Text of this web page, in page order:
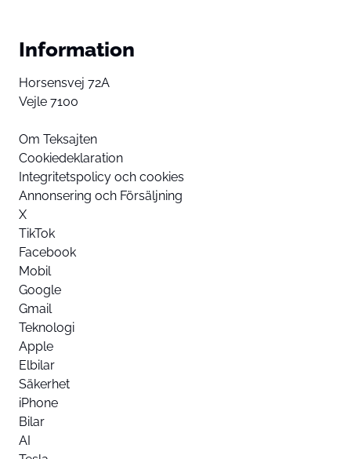
Information
Horsensvej 72A
Vejle 7100
Om Teksajten
Cookiedeklaration
Integritetspolicy och cookies
Annonsering och Försäljning
X
TikTok
Facebook
Mobil
Google
Gmail
Teknologi
Apple
Elbilar
Säkerhet
iPhone
Bilar
AI